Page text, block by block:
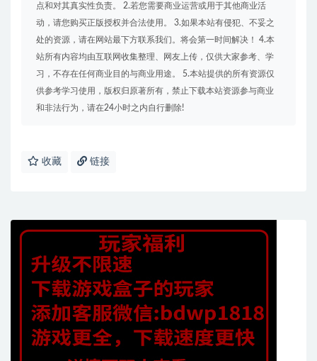
点和对其真实性负责。 2.若您需要商业运营或用于其他商业活
动，请您购买正版授权并合法使用。 3.如果本站有侵犯、不妥之
处的资源，请在网站最下方联系我们。将会第一时间解决！ 4.本
站所有内容均由互联网收集整理、网友上传，仅供大家参考、学
习，不存在任何商业目的与商业用途。 5.本站提供的所有资源仅
供参考学习使用，版权归原著所有，禁止下载本站资源参与商业
和非法行为，请在24小时之内自行删除!
收藏 链接